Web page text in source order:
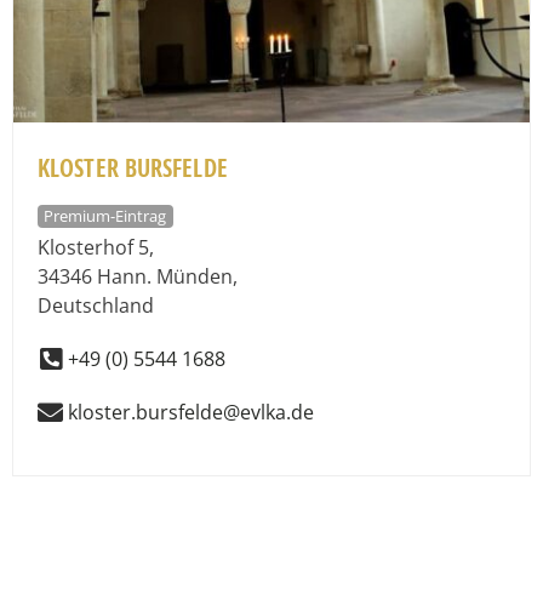
KLOSTER BURSFELDE
Premium-Eintrag
Klosterhof 5,
34346 Hann. Münden,
Deutschland
+49 (0) 5544 1688
kloster.bursfelde@evlka.de